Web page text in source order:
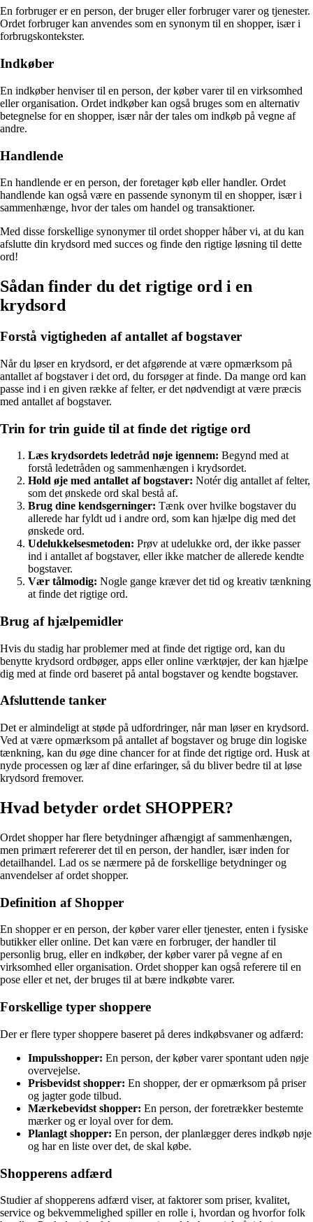
En forbruger er en person, der bruger eller forbruger varer og tjenester.
Ordet forbruger kan anvendes som en synonym til en shopper, især i
forbrugskontekster.
Indkøber
En indkøber henviser til en person, der køber varer til en virksomhed
eller organisation. Ordet indkøber kan også bruges som en alternativ
betegnelse for en shopper, især når der tales om indkøb på vegne af
andre.
Handlende
En handlende er en person, der foretager køb eller handler. Ordet
handlende kan også være en passende synonym til en shopper, især i
sammenhænge, hvor der tales om handel og transaktioner.
Med disse forskellige synonymer til ordet shopper håber vi, at du kan
afslutte din krydsord med succes og finde den rigtige løsning til dette
ord!
Sådan finder du det rigtige ord i en
krydsord
Forstå vigtigheden af antallet af bogstaver
Når du løser en krydsord, er det afgørende at være opmærksom på
antallet af bogstaver i det ord, du forsøger at finde. Da mange ord kan
passe ind i en given række af felter, er det nødvendigt at være præcis
med antallet af bogstaver.
Trin for trin guide til at finde det rigtige ord
Læs krydsordets ledetråd nøje igennem: Begynd med at
forstå ledetråden og sammenhængen i krydsordet.
Hold øje med antallet af bogstaver: Notér dig antallet af felter,
som det ønskede ord skal bestå af.
Brug dine kendsgerninger: Tænk over hvilke bogstaver du
allerede har fyldt ud i andre ord, som kan hjælpe dig med det
ønskede ord.
Udelukkelsesmetoden: Prøv at udelukke ord, der ikke passer
ind i antallet af bogstaver, eller ikke matcher de allerede kendte
bogstaver.
Vær tålmodig: Nogle gange kræver det tid og kreativ tænkning
at finde det rigtige ord.
Brug af hjælpemidler
Hvis du stadig har problemer med at finde det rigtige ord, kan du
benytte krydsord ordbøger, apps eller online værktøjer, der kan hjælpe
dig med at finde ord baseret på antal bogstaver og kendte bogstaver.
Afsluttende tanker
Det er almindeligt at støde på udfordringer, når man løser en krydsord.
Ved at være opmærksom på antallet af bogstaver og bruge din logiske
tænkning, kan du øge dine chancer for at finde det rigtige ord. Husk at
nyde processen og lær af dine erfaringer, så du bliver bedre til at løse
krydsord fremover.
Hvad betyder ordet SHOPPER?
Ordet shopper har flere betydninger afhængigt af sammenhængen,
men primært refererer det til en person, der handler, især inden for
detailhandel. Lad os se nærmere på de forskellige betydninger og
anvendelser af ordet shopper.
Definition af Shopper
En shopper er en person, der køber varer eller tjenester, enten i fysiske
butikker eller online. Det kan være en forbruger, der handler til
personlig brug, eller en indkøber, der køber varer på vegne af en
virksomhed eller organisation. Ordet shopper kan også referere til en
pose eller et net, der bruges til at bære indkøbte varer.
Forskellige typer shoppere
Der er flere typer shoppere baseret på deres indkøbsvaner og adfærd:
Impulsshopper: En person, der køber varer spontant uden nøje
overvejelse.
Prisbevidst shopper: En shopper, der er opmærksom på priser
og jagter gode tilbud.
Mærkebevidst shopper: En person, der foretrækker bestemte
mærker og er loyal over for dem.
Planlagt shopper: En person, der planlægger deres indkøb nøje
og har en liste over det, de skal købe.
Shopperens adfærd
Studier af shopperens adfærd viser, at faktorer som priser, kvalitet,
service og bekvemmelighed spiller en rolle i, hvordan og hvorfor folk